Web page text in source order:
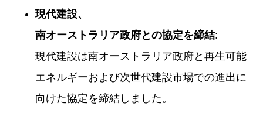
現代建設、
南オーストラリア政府との協定を締結:
現代建設は南オーストラリア政府と再生可能
エネルギーおよび次世代建設市場での進出に
向けた協定を締結しました。